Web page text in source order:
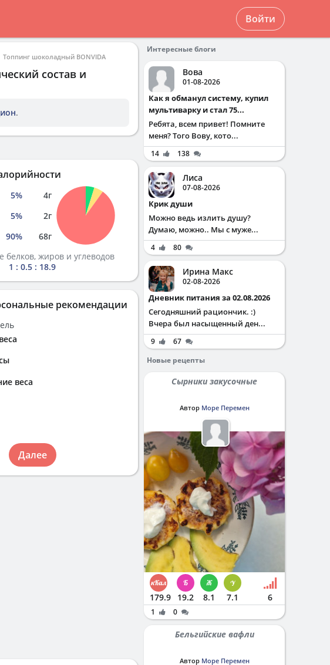
Войти
Топпинг шоколадный BONVIDA
состав и
.
5% 4г
5% 2г
90% 68г
белков, жиров и углеводов
1 : 0.5 : 18.9
рекомендации
веса
Далее
Интересные блоги
Вова
01-08-2026
Как я обманул систему, купил
мультиварку и стал 75...
Ребята, всем привет! Помните
меня? Того Вову, кото...
14 138
Лиса
07-08-2026
Крик души
Можно ведь излить душу?
Думаю, можно.. Мы с муже...
4 80
Ирина Макс
02-08-2026
Дневник питания за 02.08.2026
Сегодняшний рациончик. :)
Вчера был насыщенный ден...
9
67
Новые рецепты
Сырники закусочные
Автор Море Перемен
179.9 19.2 8.1 7.1 6
1 0
Бельгийские вафли
Автор Море Перемен